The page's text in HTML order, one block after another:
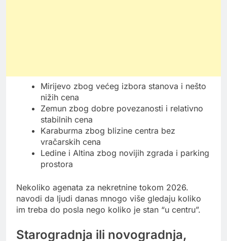
Mirijevo zbog većeg izbora stanova i nešto
nižih cena
Zemun zbog dobre povezanosti i relativno
stabilnih cena
Karaburma zbog blizine centra bez
vračarskih cena
Ledine i Altina zbog novijih zgrada i parking
prostora
Nekoliko agenata za nekretnine tokom 2026.
navodi da ljudi danas mnogo više gledaju koliko
im treba do posla nego koliko je stan “u centru”.
Starogradnja ili novogradnja,